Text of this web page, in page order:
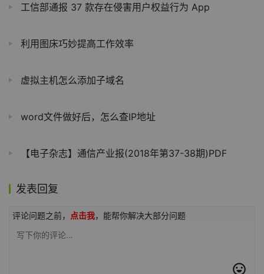
工信部通报 37 款存在侵害用户权益行为 App
利用图床巧妙提高工作效率
虚拟主机怎么添加子域名
word文件做好后，怎么查IP地址
【电子杂志】通信产业报(2018年第37-38期)PDF
发表回复
评论问题之前， 点击我，能帮你解决大部分问题